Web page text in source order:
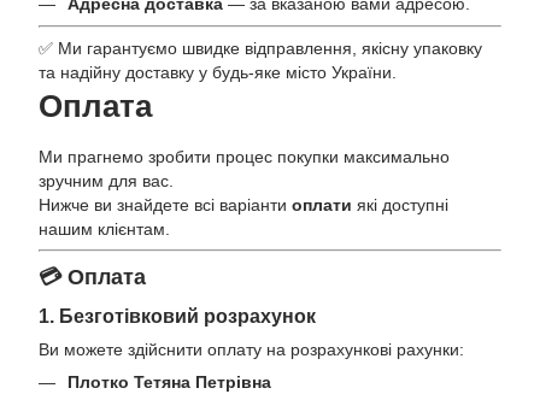
✅ Ми гарантуємо швидке відправлення, якісну упаковку
та надійну доставку у будь-яке місто України.
Оплата
Ми прагнемо зробити процес покупки максимально
зручним для вас.
Нижче ви знайдете всі варіанти оплати які доступні
нашим клієнтам.
💳 Оплата
1. Безготівковий розрахунок
Ви можете здійснити оплату на розрахункові рахунки:
Плотко Тетяна Петрівна